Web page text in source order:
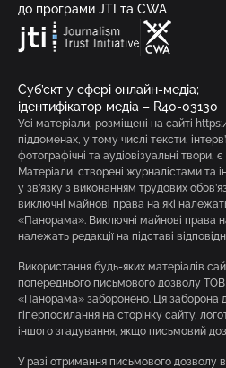
до програми JTI та CWA
Суб’єкт у сфері онлайн-медіа;
ідентифікатор медіа – R40-03130
Усі матеріали, розміщені на сайті
піддоменах, у тому числі тексти,
фотографічні та аудіовізуальні твори,
Матеріали, створені журналістами та
у зв’язку з виконанням трудових
виключні майнові права на які
«Панорама». Виключні майнові права
належать редакції на підставі
Використання будь-яких матеріалів
попереднього письмового дозволу ТОВ
«Панорама» заборонено. Ця заборона
гіперпосилання на сторінку сайту,
іншого згадування, якщо письмовий
У разі отримання письмового дозволу